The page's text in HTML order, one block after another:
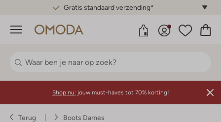
Gratis standaard verzending*
Menu
Shop nu: jouw must-haves tot 70% korting!
Terug Boots Dames